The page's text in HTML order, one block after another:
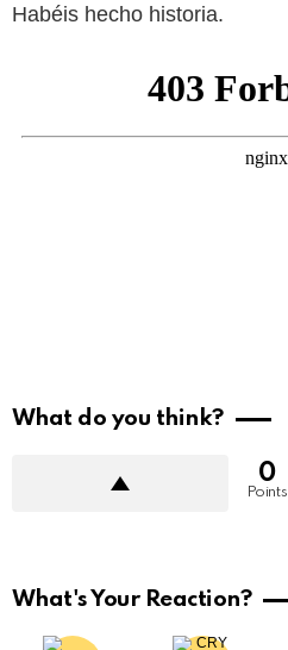
Habéis hecho historia.
What do you think?
0
Points
What's Your Reaction?